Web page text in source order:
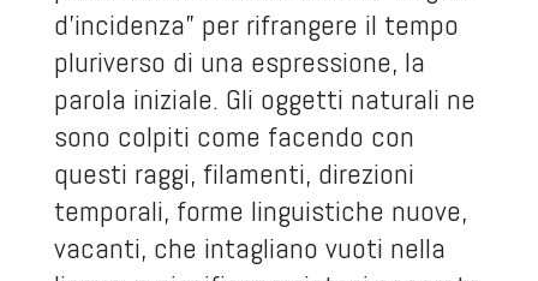
d’incidenza” per rifrangere il tempo
pluriverso di una espressione, la
parola iniziale. Gli oggetti naturali ne
sono colpiti come facendo con
questi raggi, filamenti, direzioni
temporali, forme linguistiche nuove,
vacanti, che intagliano vuoti nella